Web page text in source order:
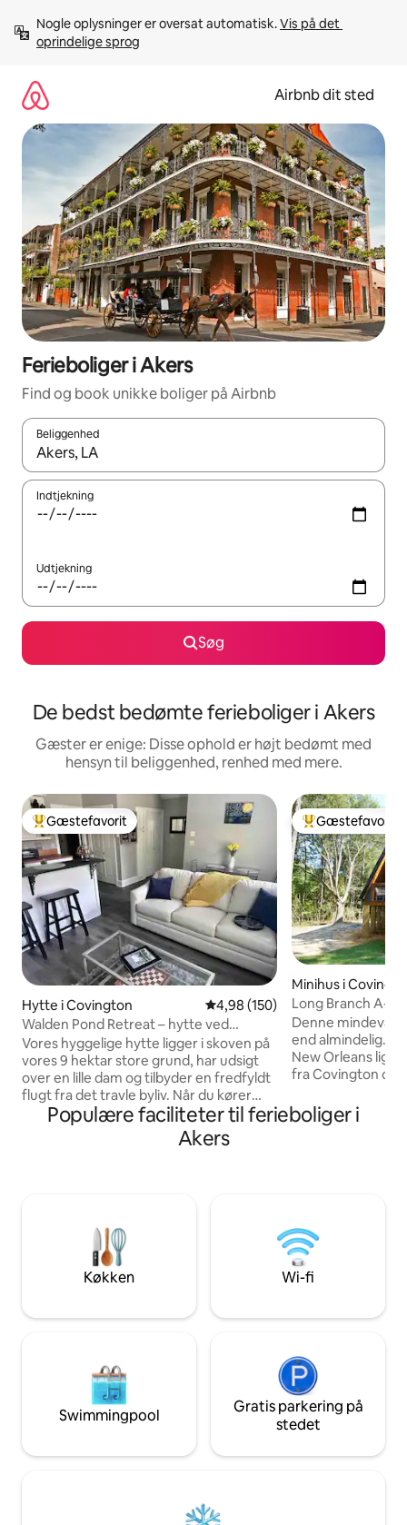
videre
Nogle oplysninger er oversat automatisk. Vis på det
oprindelige sprog
Airbnb dit sted
Ferieboliger i Akers
Find og book unikke boliger på Airbnb
Beliggenhed
Når resultaterne er tilgængelige, skal du navigere med
Indtjekning
Udtjekning
Søg
De bedst bedømte ferieboliger i Akers
Gæster er enige: Disse ophold er højt bedømt med
hensyn til beliggenhed, renhed med mere.
Bedste gæstefavorit
Gæstefavorit
Hytte i Covington 4,98 ud af 5 i gennemsnitlig
4,98 (150)
Walden Pond Retreat – hytte ved
dammen med spabad
Vores hyggelige hytte ligger i skoven på
vores 9 hektar store grund, har udsigt
over en lille dam og tilbyder en fredfyldt
flugt fra det travle byliv. Når du kører
forbi vores hjem på vej til hytten,
ankommer du til et afsidesliggende sted,
hvor hytten og pavillonen med spabadet
morgener ved vandet og afslutte dagen
under stjernerne, mens du føler dig
genopladt efter dit ophold i vores lille
stykke paradis.
Bedste
Gæstefavorit
Minihus i
Long Branch A-
Denne
end almindelig.
New Orleans
fra Covington
fine spisesteder,
blot nogle få af
et par kilometer
kajakudgang, der
sandbanker.
Populære faciliteter til ferieboliger i
Akers
Køkken Wi-fi
Swimmingpool
Gratis parkering på
stedet